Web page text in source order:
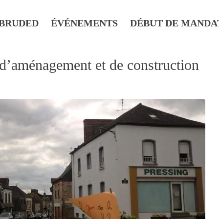
ÉVÉNEMENTS DÉBUT DE
et de construction